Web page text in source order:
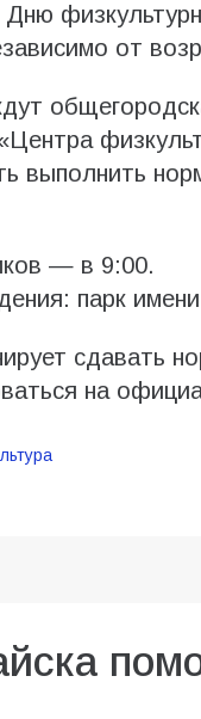
от
выполнить
— в 9:00.
парк
сдавать
на